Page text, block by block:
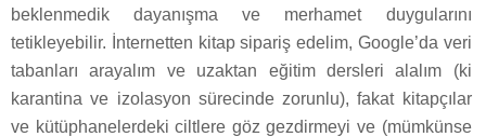
beklenmedik dayanışma ve merhamet duygularını
tetikleyebilir. İnternetten kitap sipariş edelim, Google’da veri
tabanları arayalım ve uzaktan eğitim dersleri alalım (ki
karantina ve izolasyon sürecinde zorunlu), fakat kitapçılar
ve kütüphanelerdeki ciltlere göz gezdirmeyi ve (mümkünse